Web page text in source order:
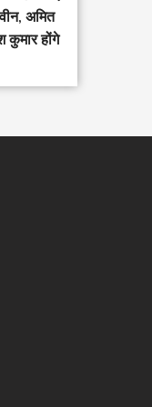
अमित
कुमार होंगे